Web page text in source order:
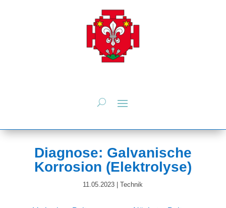
Diagnose: Galvanische
Korrosion (Elektrolyse)
11.05.2023 |Technik